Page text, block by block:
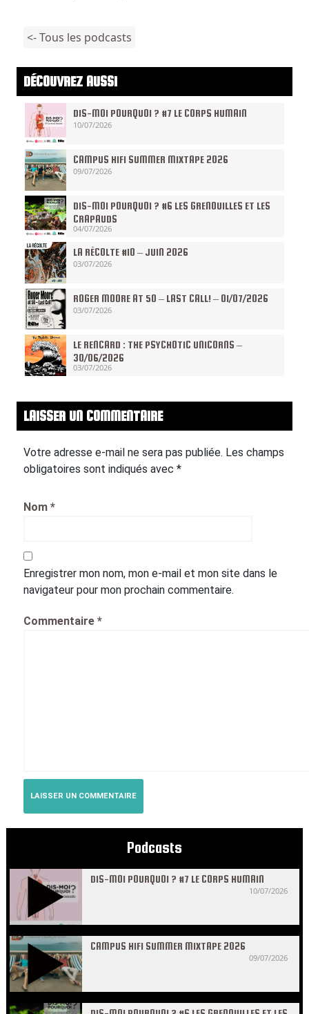
<- Tous les podcasts
DÉCOUVREZ AUSSI
DIS-MOI POURQUOI ? #7 LE CORPS HUMAIN
10/07/2026
CAMPUS HIFI SUMMER MIXTAPE 2026
09/07/2026
DIS-MOI POURQUOI ? #6 LES GRENOUILLES ET LES
CRAPAUDS
04/07/2026
LA RÉCOLTE #10 – JUIN 2026
03/07/2026
ROGER MOORE AT 50 – LAST CALL! – 01/07/2026
03/07/2026
LE RENCARD : THE PSYCHOTIC UNICORNS –
30/06/2026
03/07/2026
LAISSER UN COMMENTAIRE
Votre adresse e-mail ne sera pas publiée. Les champs
obligatoires sont indiqués avec *
Nom *
Enregistrer mon nom, mon e-mail et mon site dans le
navigateur pour mon prochain commentaire.
Commentaire *
Podcasts
DIS-MOI POURQUOI ? #7 LE CORPS HUMAIN
10/07/2026
CAMPUS HIFI SUMMER MIXTAPE 2026
09/07/2026